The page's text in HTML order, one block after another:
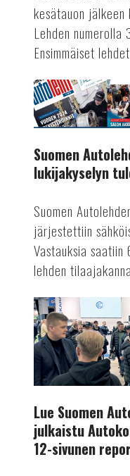
kesätauon
Lehden
Ensimmäiset
Suomen
Autolehden
vuoden
lukijakyselyn
tulokset
Suomen
lukijakyselyn
Suomen
järjestettiin
Vastauksia
lehden
Lue
Suomen
Autolehdessä
2/2025
julkaistu
Autokorjaamo
2025
-
messujen
12-
Lue Suomen
julkaistu
12-sivunen